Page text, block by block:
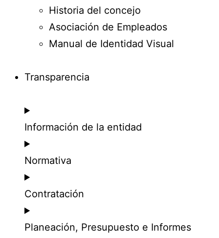
Historia del concejo
Asociación de Empleados
Manual de Identidad Visual
Transparencia
Información de la entidad
Normativa
Contratación
Planeación, Presupuesto e Informes